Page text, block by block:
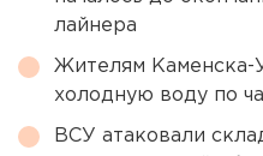
лайнера
Жителям Каменска-
холодную воду по
ВСУ атаковали